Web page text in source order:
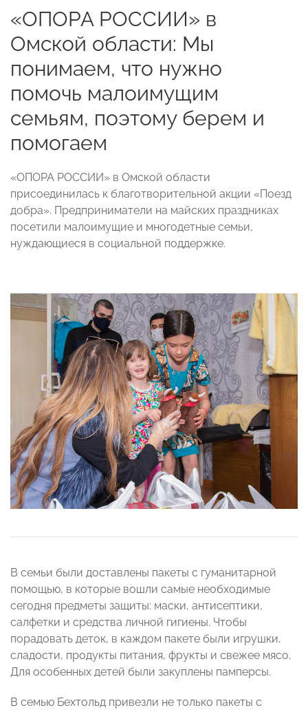
«ОПОРА РОССИИ» в
Омской области: Мы
понимаем, что нужно
помочь малоимущим
семьям, поэтому берем и
помогаем
«ОПОРА РОССИИ» в Омской области
присоединилась к благотворительной акции «Поезд
добра». Предприниматели на майских праздниках
посетили малоимущие и многодетные семьи,
нуждающиеся в социальной поддержке.
В семьи были доставлены пакеты с гуманитарной
помощью, в которые вошли самые необходимые
сегодня предметы защиты: маски, антисептики,
салфетки и средства личной гигиены. Чтобы
порадовать деток, в каждом пакете были игрушки,
сладости, продукты питания, фрукты и свежее мясо.
Для особенных детей были закуплены памперсы.
В семью Бехтольд привезли не только пакеты с